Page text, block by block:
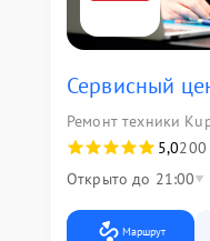
Сервисный
Ремонт техники
5,0200
Открыто до 21:00
Маршрут